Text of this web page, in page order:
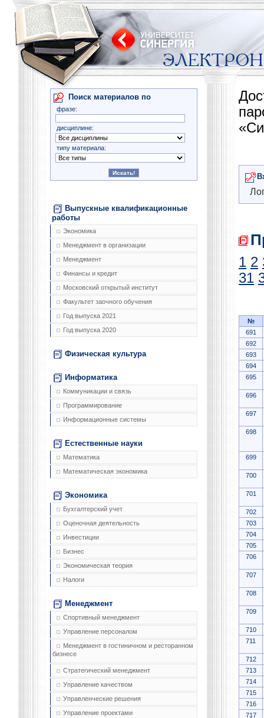
Поиск материалов по
фразе:
дисциплине:
типу материала:
Выпускные квалификационные
работы
Экономика
Менеджмент в организации
Менеджмент
Финансы и кредит
Московский открытый институт
Факультет заочного обучения
Год выпуска 2021
Год выпуска 2020
Физическая культура
Информатика
Коммуникации и связь
Программирование
Информационные системы
Естественные науки
Математика
Математическая экономика
Экономика
Бухгалтерский учет
Оценочная деятельность
Инвестиции
Бизнес
Экономическая теория
Налоги
Менеджмент
Спортивный менеджмент
Управление персоналом
Менеджмент в гостиничном и ресторанном
бизнесе
Стратегический менеджмент
Управление качеством
Управленческие решения
Управление проектами
1 2
31
№
691
692
693
694
695
696
697
698
699
700
701
702
703
704
705
706
707
708
709
710
711
712
713
714
715
716
717